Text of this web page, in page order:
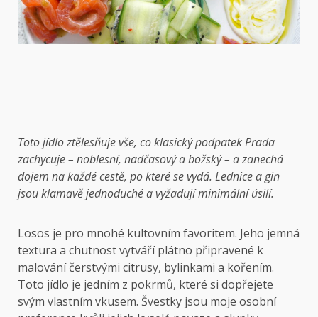
Toto jídlo ztělesňuje vše, co klasický podpatek Prada
zachycuje – noblesní, nadčasový a božský – a zanechá
dojem na každé cestě, po které se vydá. Lednice a gin
jsou klamavě jednoduché a vyžadují minimální úsilí.
Losos je pro mnohé kultovním favoritem. Jeho jemná
textura a chutnost vytváří plátno připravené k
malování čerstvými citrusy, bylinkami a kořením.
Toto jídlo je jedním z pokrmů, které si dopřejete
svým vlastním vkusem. Švestky jsou moje osobní